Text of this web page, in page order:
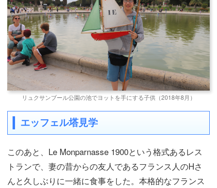
リュクサンブール公園の池でヨットを手にする子供（2018年8月）
エッフェル塔見学
このあと、Le Monparnasse 1900という格式あるレス
トランで、妻の昔からの友人であるフランス人のHさ
んと久しぶりに一緒に食事をした。本格的なフランス